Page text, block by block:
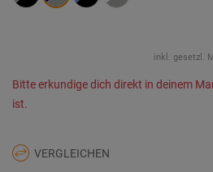
inkl. gesetzl.
Bitte erkundige dich direkt in deinem
ist.
VERGLEICHEN